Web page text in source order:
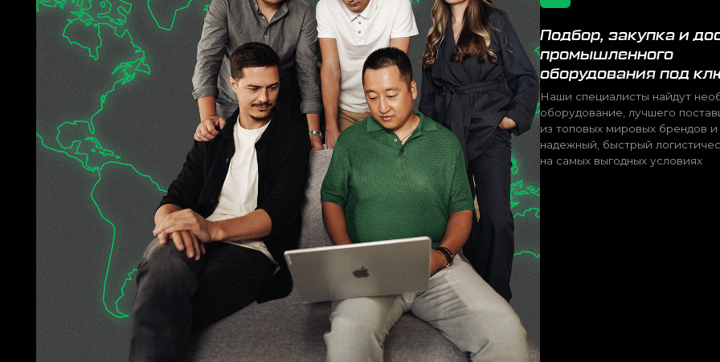
Наши преимущества
Заключая партнерские отношения с нашей компанией, вы попадаете в руки специалистов
с профильным образованием и опытом работы в горнодобывающей отрасли.
Комплексные поставки
от оборудования до
300+
международных